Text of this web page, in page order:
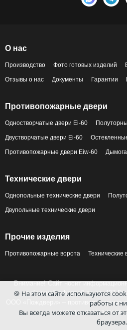
О нас
Производство Фото готовых изделий
Отзывы о нас Документы Гарантии
Противопожарные двери
Одностворчатые двери Ei-60
Двустворчатые двери Ei-60
Противопожарные двери Eiw-60
Технические двери
Однопольные технические двери
Двупольные технические двери
Прочие изделия
Противопожарные ворота Технические
Внимание! Сайт носит
публичной офертой по ст. 437
ООО «Пождвери» – противопожарные
завода-изготовителя,
🍪 На этом сайте используются
работы с
Вы всегда можете отказаться от
браузера.